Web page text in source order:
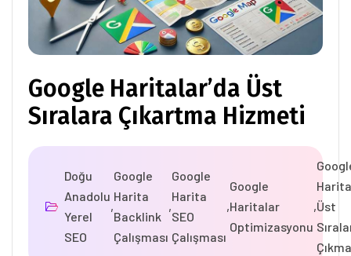
Google Haritalar’da Üst
Sıralara Çıkartma Hizmeti
Doğu
Anadolu
Yerel
SEO
,
Google
Harita
Backlink
Çalışması
,
Google
Harita
SEO
Çalışması
,
Google
Haritalar
Optimizasyonu
,Üst
Çıkma